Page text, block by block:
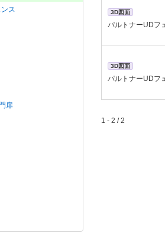
ス
扉
3D図面
パルトナーUDフ
3D図面
パルトナーUDフ
1 - 2 / 2